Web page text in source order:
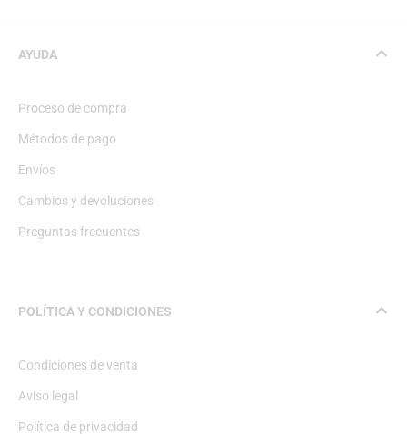
AYUDA
Proceso de compra
Métodos de pago
Envíos
Cambios y devoluciones
Preguntas frecuentes
POLÍTICA Y CONDICIONES
Condiciones de venta
Aviso legal
Política de privacidad